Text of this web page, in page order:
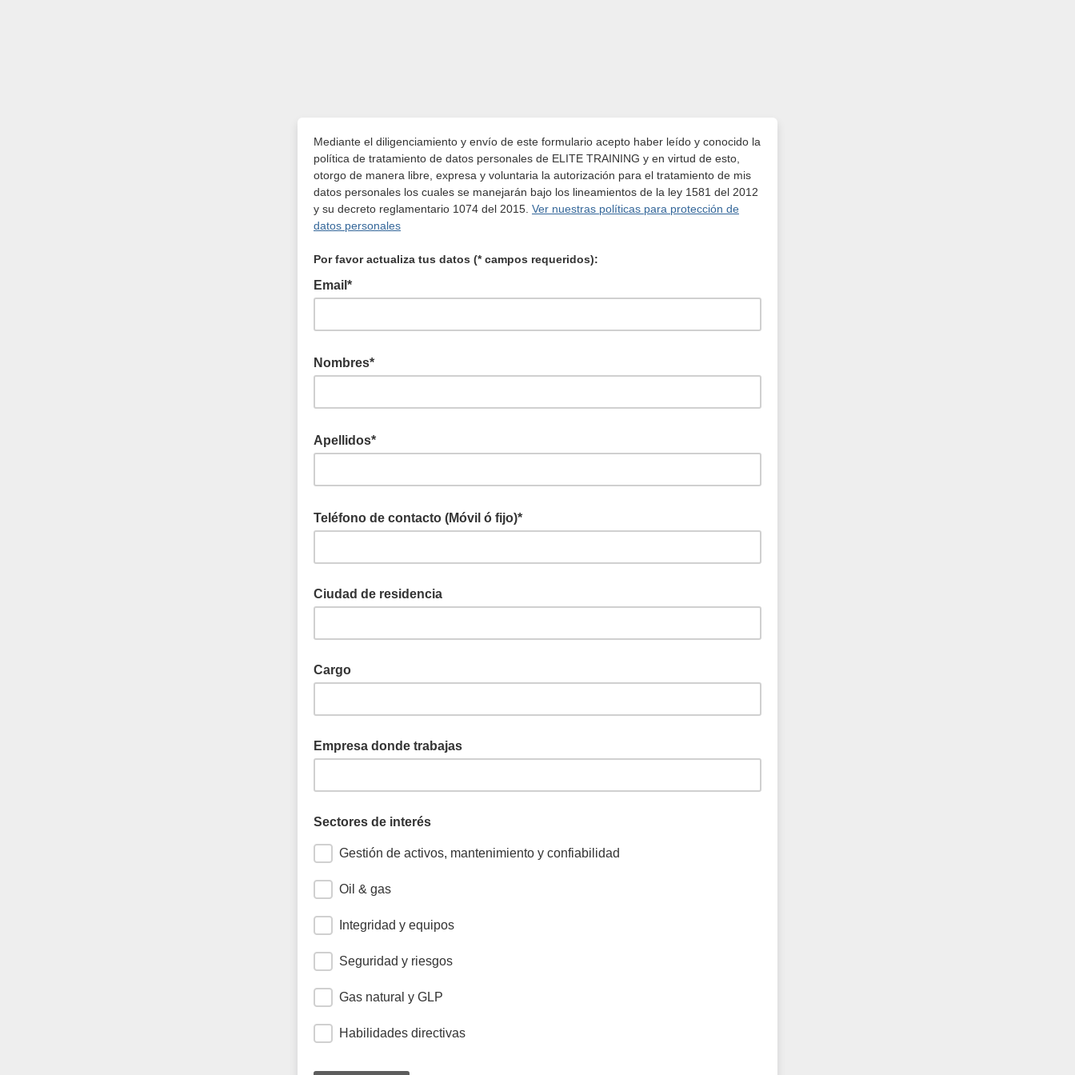
Mediante el diligenciamiento y envío de este formulario acepto haber leído y conocido la
política de tratamiento de datos personales de ELITE TRAINING y en virtud de esto,
otorgo de manera libre, expresa y voluntaria la autorización para el tratamiento de mis
datos personales los cuales se manejarán bajo los lineamientos de la ley 1581 del 2012
y su decreto reglamentario 1074 del 2015. Ver nuestras políticas para protección de
datos personales
Por favor actualiza tus datos (* campos requeridos):
Email*
Nombres*
Apellidos*
Teléfono de contacto (Móvil ó fijo)*
Ciudad de residencia
Cargo
Empresa donde trabajas
Sectores de interés
Gestión de activos, mantenimiento y confiabilidad
Oil & gas
Integridad y equipos
Seguridad y riesgos
Gas natural y GLP
Habilidades directivas